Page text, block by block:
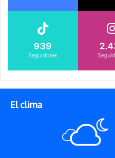
939
Seguidores
El clima